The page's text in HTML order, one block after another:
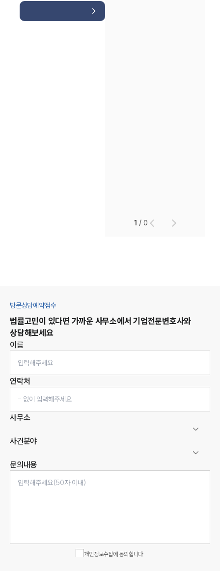
1 /0
방문상담예약접수
법률고민이 있다면 가까운 사무소에서 기업전문변호사와
상담해보세요
이름
연락처
사무소
사건분야
문의내용
개인정보수집에 동의합니다.